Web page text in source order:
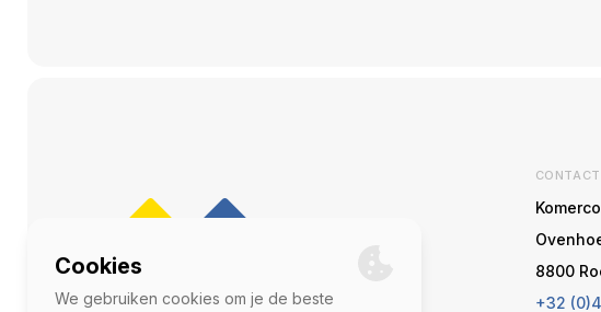
CONTACT
Komerco
8800
+32